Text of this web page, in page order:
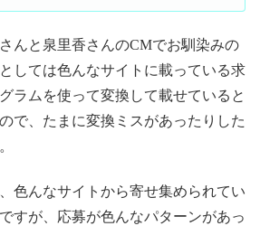
んと泉里香さんのCMでお馴染みの
しては色んなサイトに載っている求
ラムを使って変換して載せていると
で、たまに変換ミスがあったりした
色んなサイトから寄せ集められてい
すが、応募が色んなパターンがあっ